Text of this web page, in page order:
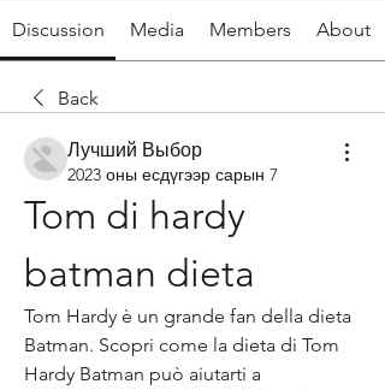
Discussion Media Members About
Back
Лучший Выбор
2023 оны есдүгээр сарын 7
Tom di hardy
batman dieta
Tom Hardy è un grande fan della dieta
Batman. Scopri come la dieta di Tom
Hardy Batman può aiutarti a